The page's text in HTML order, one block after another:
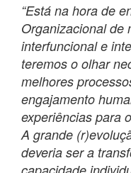
“Está na hora de
Organizacional de
interfuncional e
teremos o olhar
melhores
engajamento
experiências para
A grande
deveria ser a